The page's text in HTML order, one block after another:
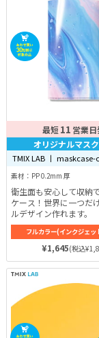
最短11 営業
オリジナルマス
TMIX LAB 丨
素材：PP 0.2mm 厚
衛生面も安心して収納
ケース！世界に一つだ
ルデザイン作れます。
フルカラー(インクジェッ
¥1,645(税込